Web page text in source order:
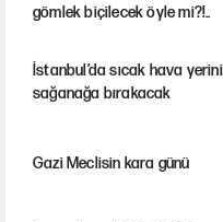
gömlek biçilecek öyle mi?!..
İstanbul’da sıcak hava yerini
sağanağa bırakacak
Gazi Meclisin kara günü